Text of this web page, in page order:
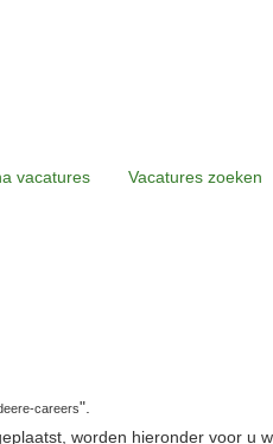
vacatures Vacatures zoeken
careers".
worden hieronder voor u